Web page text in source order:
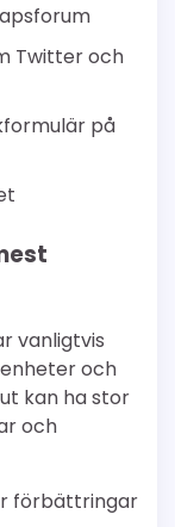
Twitter och
på
vanligtvis
och
kan ha stor
och
förbättringar